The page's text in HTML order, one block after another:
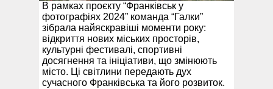
В рамках проєкту “Франківськ у
фотографіях 2024” команда “Галки”
зібрала найяскравіші моменти року:
відкриття нових міських просторів,
культурні фестивалі, спортивні
досягнення та ініціативи, що змінюють
місто. Ці світлини передають дух
сучасного Франківська та його розвиток.